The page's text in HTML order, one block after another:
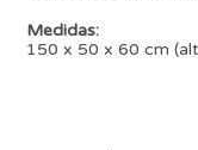
Medidas:
150 x 50 x 60 cm